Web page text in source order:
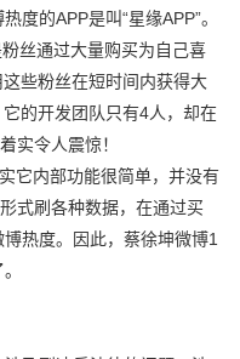
度的APP是叫“星缘APP”。
丝通过大量购买为自己喜
些粉丝在短时间内获得大
的开发团队只有4人，却在
实令人震惊！
它内部功能很简单，并没有
式刷各种数据，在通过买
热度。因此，蔡徐坤微博1